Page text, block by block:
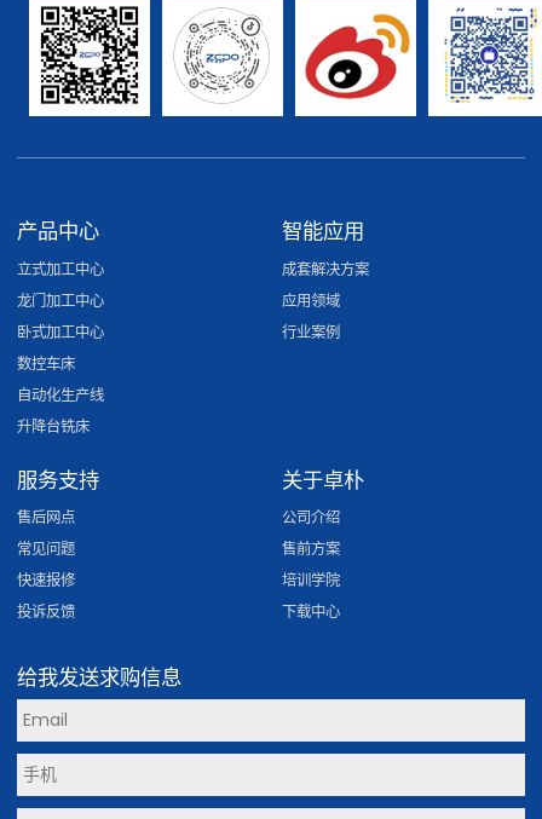
产品中心
立式加工中心
龙门加工中心
卧式加工中心
数控车床
自动化生产线
升降台铣床
智能应用
成套解决方案
应用领域
行业案例
服务支持
售后网点
常见问题
快速报修
投诉反馈
关于卓朴
公司介绍
售前方案
培训学院
下载中心
给我发送求购信息